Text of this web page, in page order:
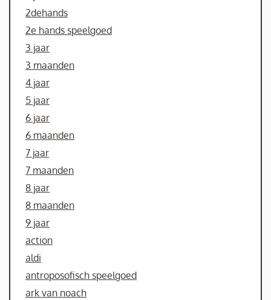
2dehands
2e hands speelgoed
3 jaar
3 maanden
4 jaar
5 jaar
6 jaar
6 maanden
7 jaar
7 maanden
8 jaar
8 maanden
9 jaar
action
aldi
antroposofisch speelgoed
ark van noach